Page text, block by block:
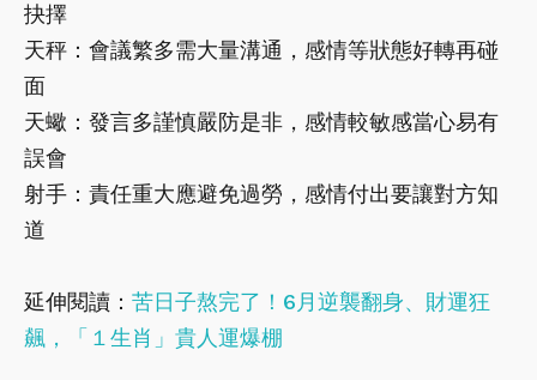
抉擇
天秤：會議繁多需大量溝通，感情等狀態好轉再碰
面
天蠍：發言多謹慎嚴防是非，感情較敏感當心易有
誤會
射手：責任重大應避免過勞，感情付出要讓對方知
道
延伸閱讀： 苦日子熬完了！6月逆襲翻身、財運狂
飆，「１生肖」貴人運爆棚